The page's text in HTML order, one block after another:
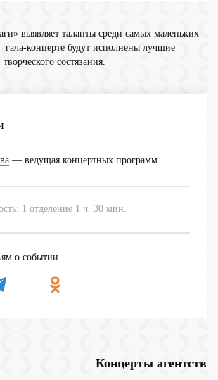
выявляет таланты среди самых маленьких
гала-концерте будут исполнены лучшие
состязания.
— ведущая концертных программ
1 отделение 1 ч. 30 мин.
о событии
Концерты агентств